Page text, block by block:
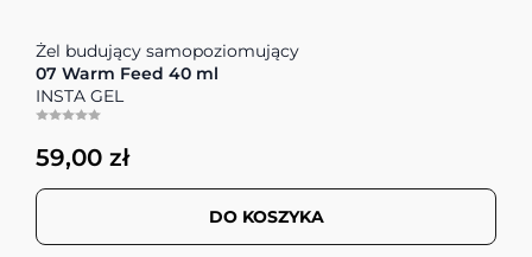
Żel budujący samopoziomujący
07 Warm Feed 40 ml
INSTA GEL
59,00 zł
DO KOSZYKA